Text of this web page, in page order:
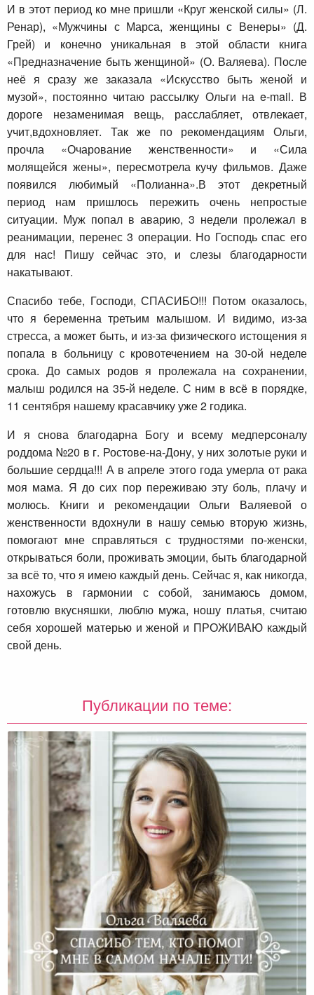
И в этот период ко мне пришли «Круг женской силы» (Л.
Ренар), «Мужчины с Марса, женщины с Венеры» (Д.
Грей) и конечно уникальная в этой области книга
«Предназначение быть женщиной» (О. Валяева). После
неё я сразу же заказала «Искусство быть женой и
музой», постоянно читаю рассылку Ольги на e-mail. В
дороге незаменимая вещь, расслабляет, отвлекает,
учит,вдохновляет. Так же по рекомендациям Ольги,
прочла «Очарование женственности» и «Сила
молящейся жены», пересмотрела кучу фильмов. Даже
появился любимый «Полианна».В этот декретный
период нам пришлось пережить очень непростые
ситуации. Муж попал в аварию, 3 недели пролежал в
реанимации, перенес 3 операции. Но Господь спас его
для нас! Пишу сейчас это, и слезы благодарности
накатывают.
Спасибо тебе, Господи, СПАСИБО!!! Потом оказалось,
что я беременна третьим малышом. И видимо, из-за
стресса, а может быть, и из-за физического истощения я
попала в больницу с кровотечением на 30-ой неделе
срока. До самых родов я пролежала на сохранении,
малыш родился на 35-й неделе. С ним в всё в порядке,
11 сентября нашему красавчику уже 2 годика.
И я снова благодарна Богу и всему медперсоналу
роддома №20 в г. Ростове-на-Дону, у них золотые руки и
большие сердца!!! А в апреле этого года умерла от рака
моя мама. Я до сих пор переживаю эту боль, плачу и
молюсь. Книги и рекомендации Ольги Валяевой о
женственности вдохнули в нашу семью вторую жизнь,
помогают мне справляться с трудностями по-женски,
открываться боли, проживать эмоции, быть благодарной
за всё то, что я имею каждый день. Сейчас я, как никогда,
нахожусь в гармонии с собой, занимаюсь домом,
готовлю вкусняшки, люблю мужа, ношу платья, считаю
себя хорошей матерью и женой и ПРОЖИВАЮ каждый
свой день.
Публикации по теме: